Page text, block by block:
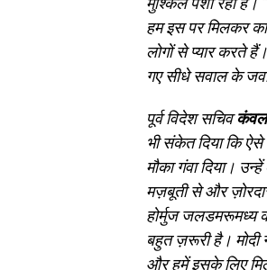
हम इस पर मिलकर
लोगों से प्यार करते
गए सीधे सवाल के
पूर्व विदेश सचिवकंवल
भी संकेत दिया कि
मौका गंवा दिया।
मज़बूती से और
होर्मुज जलडमरूमध्य
बहुत ज़रूरी है। मोदी
और हमें इसके लिए